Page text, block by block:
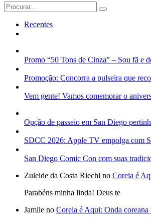
Search
for:
Recentes
Promo “50 Tons de Cinza” – Sou fã e
Promoção: Concorra a pulseira que
Vem gente! Vamos comemorar o
Opção de passeio em San Diego
SDCC 2026: Apple TV empolga com
San Diego Comic Con com suas
Zuleide da Costa Riechi no Coreia é
Parabéns minha linda! Deus te
Jamile no Coreia é Aqui: Onda coreana